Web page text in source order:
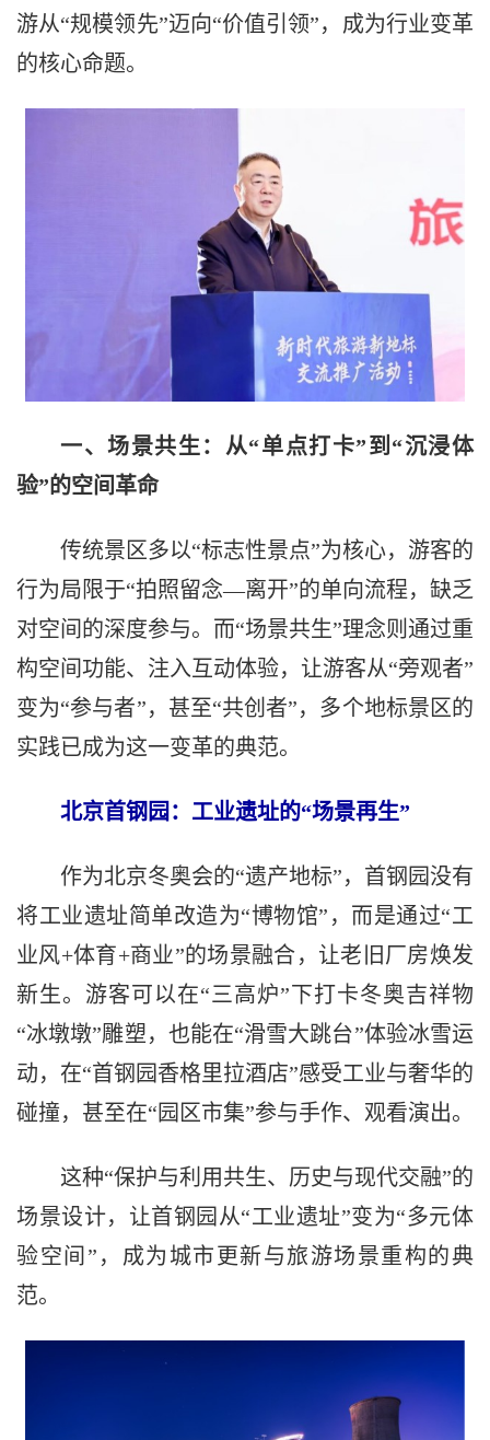
游从“规模领先”迈向“价值引领”，成为行业变革
的核心命题。
一、场景共生：从“单点打卡”到“沉浸体
验”的空间革命
传统景区多以“标志性景点”为核心，游客的
行为局限于“拍照留念—离开”的单向流程，缺乏
对空间的深度参与。而“场景共生”理念则通过重
构空间功能、注入互动体验，让游客从“旁观者”
变为“参与者”，甚至“共创者”，多个地标景区的
实践已成为这一变革的典范。
北京首钢园：工业遗址的“场景再生”
作为北京冬奥会的“遗产地标”，首钢园没有
将工业遗址简单改造为“博物馆”，而是通过“工
业风+体育+商业”的场景融合，让老旧厂房焕发
新生。游客可以在“三高炉”下打卡冬奥吉祥物
“冰墩墩”雕塑，也能在“滑雪大跳台”体验冰雪运
动，在“首钢园香格里拉酒店”感受工业与奢华的
碰撞，甚至在“园区市集”参与手作、观看演出。
这种“保护与利用共生、历史与现代交融”的
场景设计，让首钢园从“工业遗址”变为“多元体
验空间”，成为城市更新与旅游场景重构的典
范。